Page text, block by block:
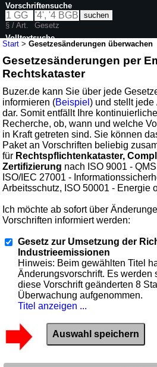
Start >Gesetzesänderungen überwachen
Gesetzesänderungen per
Rechtskataster
Buzer.de kann Sie über jede
informieren (Beispiel) und stellt
dar. Somit entfällt Ihre
Recherche, ob, wann und welche
in Kraft getreten sind. Sie können
Paket an Vorschriften beliebig
für Rechtspflichtenkataster,
Zertifizierung nach ISO 9001 -
ISO/IEC 27001 -
Arbeitsschutz, ISO 50001 - Energie
Ich möchte ab sofort über
Vorschriften informiert werden:
Gesetz zur Umsetzung der
Industrieemissionen
Hinweis: Beim gewählten Titel
Änderungsvorschrift. Es werden
diese Vorschrift geänderten 8
Überwachung aufgenommen.
Titel anzeigen ...
Vorschriftensuche
§ / Art.
Gesetz
Volltextsuche